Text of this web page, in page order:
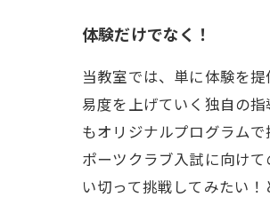
体験だけでなく！
当教室では、単に体験を
易度を上げていく独自の
もオリジナルプログラム
ポーツクラブ入試に向け
い切って挑戦してみたい